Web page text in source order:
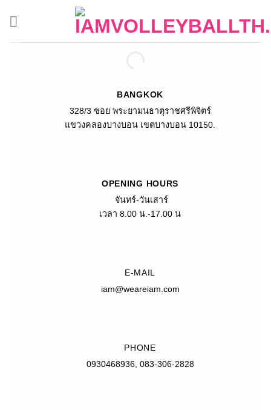
Contact Us
BANGKOK
328/3 ซอย พระยามนธาตุราชศรีพิจิตร์
แขวงคลองบางบอน เขตบางบอน 10150.
OPENING HOURS
จันทร์-วันเสาร์
เวลา 8.00 น.-17.00 น
E-MAIL
iam@weareiam.com
PHONE
0930468936, 083-306-2828